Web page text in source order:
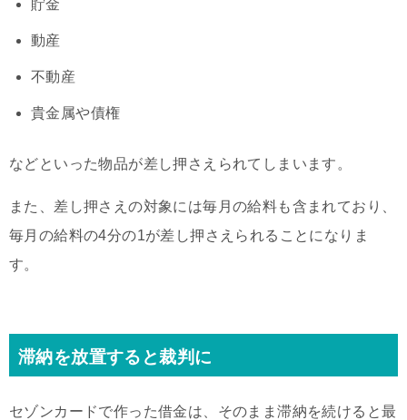
貯金
動産
不動産
貴金属や債権
などといった物品が差し押さえられてしまいます。
また、差し押さえの対象には毎月の給料も含まれており、
毎月の給料の4分の1が差し押さえられることになりま
す。
滞納を放置すると裁判に
セゾンカードで作った借金は、そのまま滞納を続けると最